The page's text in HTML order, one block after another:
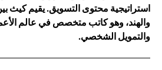
استراتيجية محتوى التسويق. يقيم كيث
والهند، وهو كاتب متخصص في عالم
والتمويل الشخصي.